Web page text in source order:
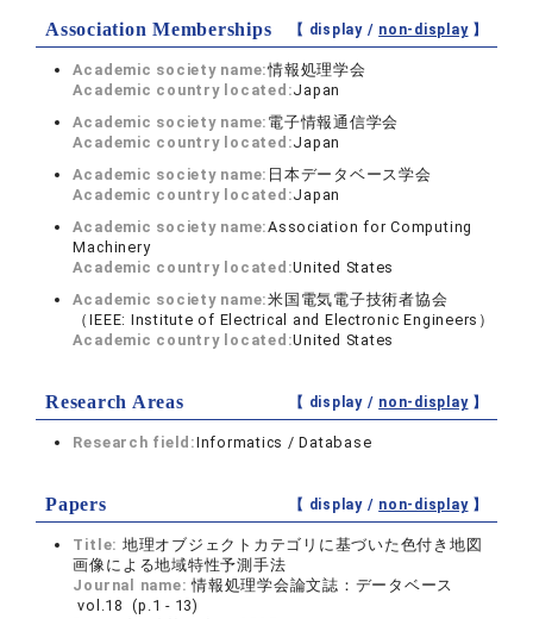
Association Memberships 【 display / non-display】
Academic society name:情報処理学会
Academic country located:Japan
Academic society name: 電子情報通信学会
Academic country located:Japan
Academic society name: 日本データベース学会
Academic country located:Japan
Academic society name:Association for Computing
Machinery
Academic country located:United States
Academic society name:米国電気電子技術者協会
（IEEE: Institute of Electrical and Electronic Engineers）
Academic country located:United States
Research Areas 【 display / non-display】
Research field:Informatics / Database
Papers 【 display / non-display】
Title: 地理オブジェクトカテゴリに基づいた色付き地図
画像による地域特性予測手法
Journal name:情報処理学会論文誌：データベース
vol.18 (p.1 - 13)